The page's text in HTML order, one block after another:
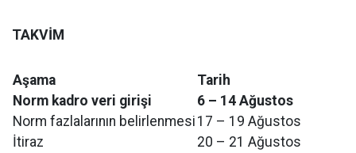
TAKVİM
Aşama
Tarih
Norm kadro veri girişi
6 – 14 Ağustos
Norm fazlalarının belirlenmesi 17 – 19 Ağustos
İtiraz
20 – 21 Ağustos